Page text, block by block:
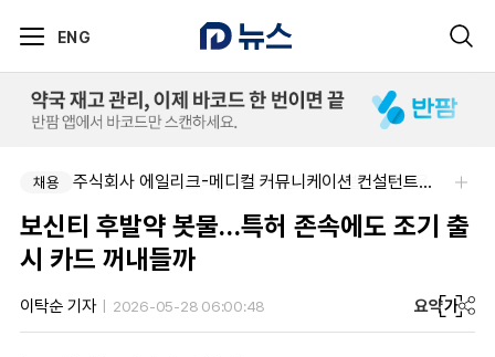
ENG
채용 주식회사 한독-[한독] 신입 및 경력 직무별 수시채용
채용 주식회사 에일리크-메디컬 커뮤니케이션 컨설턴트(Associate) / 메디컬라이터 채용
보신티 후발약 봇물…특허 존속에도 조기 출
시 카드 꺼내들까
이탁순 기자 2026-05-28 06:00:48 요약가